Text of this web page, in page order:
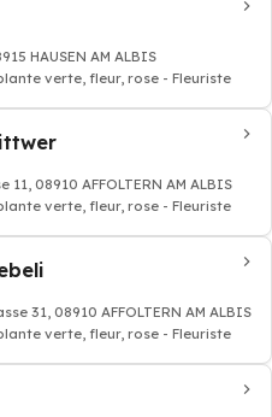
HAUSEN AM ALBIS
verte, fleur, rose - Fleuriste
08910 AFFOLTERN AM ALBIS
verte, fleur, rose - Fleuriste
31, 08910 AFFOLTERN AM ALBIS
verte, fleur, rose - Fleuriste